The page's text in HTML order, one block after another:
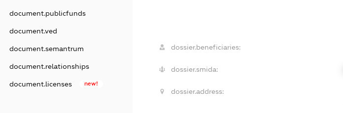
document.publicfunds
document.ved
document.semantrum
document.relationships
document.licenses new!
dossier.beneficiaries:
dossier.smida:
dossier.address: